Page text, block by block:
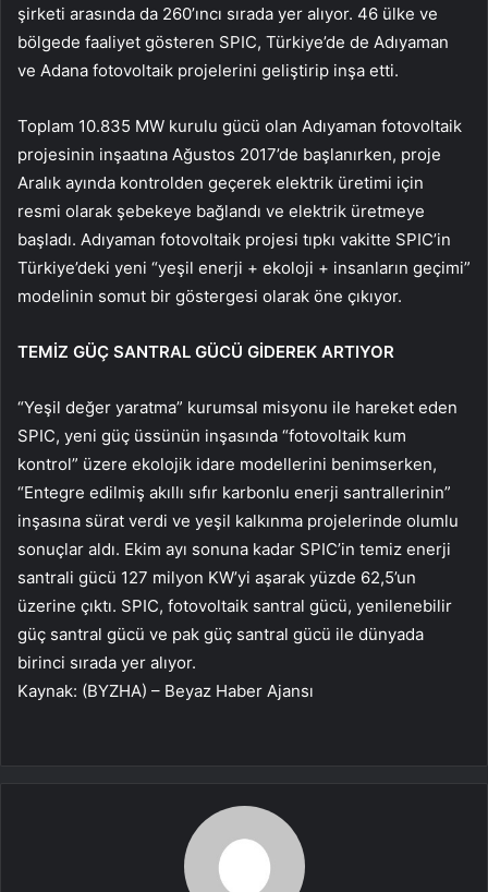
şirketi arasında da 260’ıncı sırada yer alıyor. 46 ülke ve
bölgede faaliyet gösteren SPIC, Türkiye’de de Adıyaman
ve Adana fotovoltaik projelerini geliştirip inşa etti.
Toplam 10.835 MW kurulu gücü olan Adıyaman fotovoltaik
projesinin inşaatına Ağustos 2017’de başlanırken, proje
Aralık ayında kontrolden geçerek elektrik üretimi için
resmi olarak şebekeye bağlandı ve elektrik üretmeye
başladı. Adıyaman fotovoltaik projesi tıpkı vakitte SPIC’in
Türkiye’deki yeni “yeşil enerji + ekoloji + insanların geçimi”
modelinin somut bir göstergesi olarak öne çıkıyor.
TEMİZ GÜÇ SANTRAL GÜCÜ GİDEREK ARTIYOR
“Yeşil değer yaratma” kurumsal misyonu ile hareket eden
SPIC, yeni güç üssünün inşasında “fotovoltaik kum
kontrol” üzere ekolojik idare modellerini benimserken,
“Entegre edilmiş akıllı sıfır karbonlu enerji santrallerinin”
inşasına sürat verdi ve yeşil kalkınma projelerinde olumlu
sonuçlar aldı. Ekim ayı sonuna kadar SPIC’in temiz enerji
santrali gücü 127 milyon KW’yi aşarak yüzde 62,5’un
üzerine çıktı. SPIC, fotovoltaik santral gücü, yenilenebilir
güç santral gücü ve pak güç santral gücü ile dünyada
birinci sırada yer alıyor.
Kaynak: (BYZHA) – Beyaz Haber Ajansı